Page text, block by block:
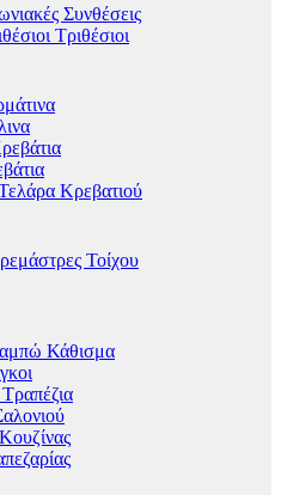
Συνθέσεις
Τριθέσιοι
Κρεβατιού
Τοίχου
Κάθισμα